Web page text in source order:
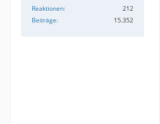
Reaktionen
212
Beiträge
15.352